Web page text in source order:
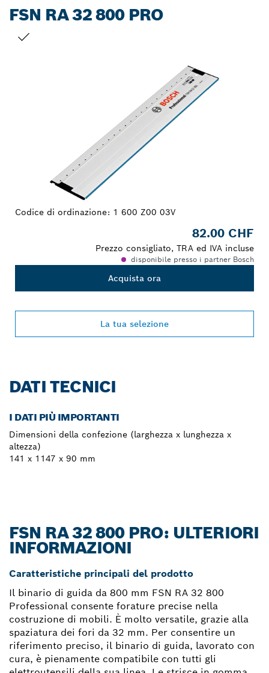
FSN RA 32 800 PRO
Codice di ordinazione: 1 600 Z00 03V
82.00 CHF
Prezzo consigliato, TRA ed IVA incluse
disponibile presso i partner Bosch
Acquista ora
La tua selezione
DATI TECNICI
I DATI PIÙ IMPORTANTI
Dimensioni della confezione (larghezza x lunghezza x
altezza)
141 x 1147 x 90 mm
FSN RA 32 800 PRO: ULTERIORI
INFORMAZIONI
Caratteristiche principali del prodotto
Il binario di guida da 800 mm FSN RA 32 800
Professional consente forature precise nella
costruzione di mobili. È molto versatile, grazie alla
spaziatura dei fori da 32 mm. Per consentire un
riferimento preciso, il binario di guida, lavorato con
cura, è pienamente compatibile con tutti gli